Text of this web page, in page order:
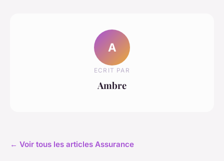
A
ECRIT PAR
Ambre
← Voir tous les articles Assurance